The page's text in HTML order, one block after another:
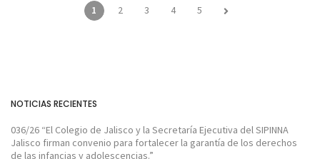
1 2 3 4 5
NOTICIAS RECIENTES
036/26 “El Colegio de Jalisco y la Secretaría Ejecutiva del SIPINNA
Jalisco firman convenio para fortalecer la garantía de los derechos
de las infancias y adolescencias.”